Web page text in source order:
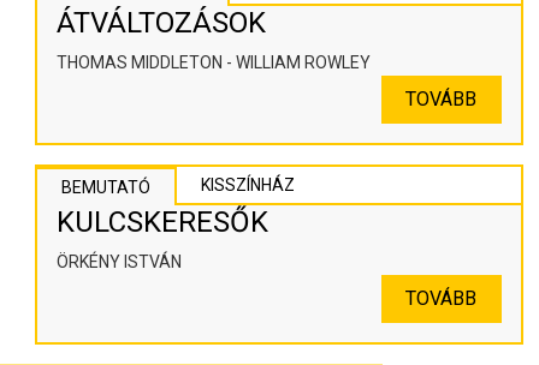
ÁTVÁLTOZÁSOK
THOMAS MIDDLETON - WILLIAM ROWLEY
TOVÁBB
BEMUTATÓ KISSZÍNHÁZ
KULCSKERESŐK
ÖRKÉNY ISTVÁN
TOVÁBB